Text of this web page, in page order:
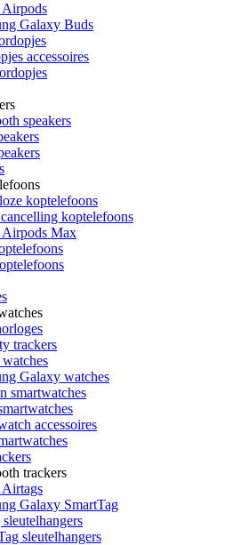
Galaxy Buds
accessoires
speakers
koptelefoons
koptelefoons
Max
trackers
Galaxy watches
smartwatches
accessoires
trackers
Galaxy SmartTag
sleutelhangers